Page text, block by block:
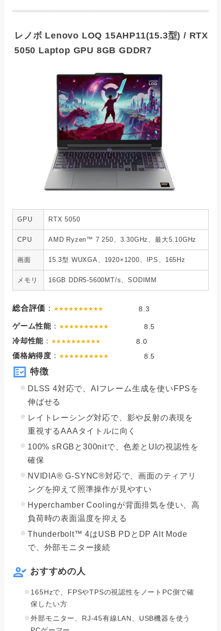
レノボ Lenovo LOQ 15AHP11(15.3型) / RTX
5050 Laptop GPU 8GB GDDR7
GPU RTX 5050
CPU AMD Ryzen™ 7 250、3.30GHz、最大5.10GHz
画面 15.3型 WUXGA、1920×1200、IPS、165Hz
メモリ 16GB DDR5-5600MT/s、SODIMM
総合評価 ： 8.3
ゲーム性能： 8.5
冷却性能 ： 8.0
価格納得度 ： 8.5
特徴
DLSS 4対応で、AIフレーム生成を使いFPSを
伸ばせる
レイトレーシング対応で、影や反射の表現を
重視するAAAタイトルに向く
100% sRGBと300nitで、色差とUIの視認性を
確保
NVIDIA® G-SYNC®対応で、画面のティアリ
ングを抑えて照準操作が見やすい
Hyperchamber Coolingが背面排気を使い、高
負荷時の表面温度を抑える
Thunderbolt™ 4はUSB PDとDP Alt Mode
で、外部モニター接続
おすすめの人
165Hzで、FPSやTPSの視認性をノートPC側で確
保したい方
外部モニター、RJ-45有線LAN、USB機器を使う